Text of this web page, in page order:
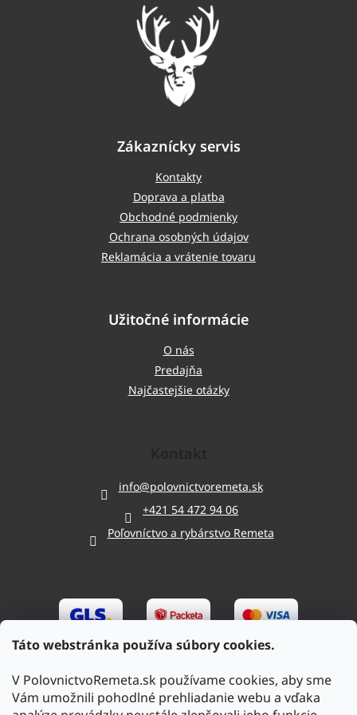
Táto webstránka používa súbory cookies.
V PolovnictvoRemeta.sk používame cookies, aby sme
Vám umožnili pohodlné prehliadanie webu a vďaka
Zákaznícky servis
Kontakty
Doprava a platba
Obchodné podmienky
Ochrana osobných údajov
Reklamácia a vrátenie tovaru
Užitočné informácie
O nás
Predajňa
Najčastejšie otázky
info@polovnictvoremeta.sk
+421 54 472 94 06
Poľovníctvo a rybárstvo Remeta